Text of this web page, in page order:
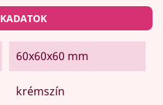
60x60x60 mm
krémszín